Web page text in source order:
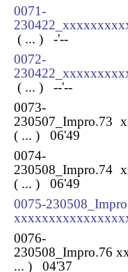
0071-
( ... ) -'--
0072-
( ... ) --'--
0073-
230507_Impro.73
( ... ) 06'49
0074-
230508_Impro.74
( ... ) 06'49
0075-
0076-
230508_Impro.76
... ) 04'37